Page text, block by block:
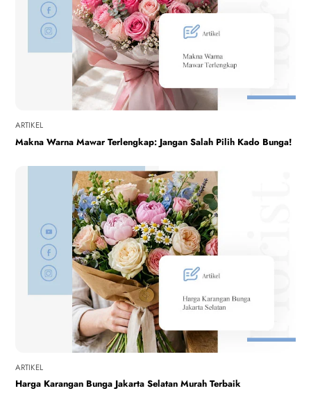
ARTIKEL
Makna Warna Mawar Terlengkap: Jangan Salah Pilih Kado Bunga!
ARTIKEL
Harga Karangan Bunga Jakarta Selatan Murah Terbaik